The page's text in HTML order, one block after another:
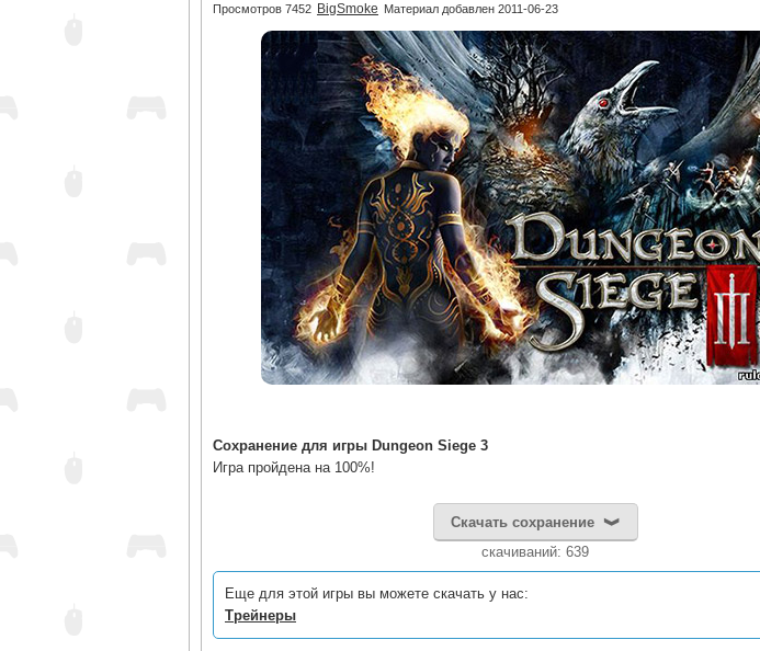
Просмотров 7452 BigSmoke Материал добавлен 2011-06-23
Сохранение для игры Dungeon Siege 3
Игра пройдена на 100%!
Скачать сохранение
cкачиваний: 639
Еще для этой игры вы можете скачать у нас:
Трейнеры